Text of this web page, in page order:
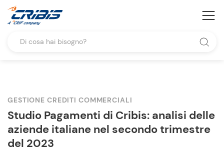
GESTIONE CREDITI COMMERCIALI
Studio Pagamenti di Cribis: analisi delle
aziende italiane nel secondo trimestre
del 2023